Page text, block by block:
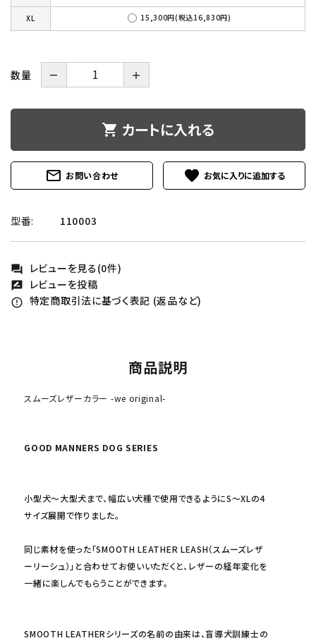
XL 15,300円(税込16,830円)
数量 － ＋
shopping_cart カートに入れる
mail_outline お問い合わせ favorite
型番: 110003
forum レビューを見る(0件)
rate_review レビューを投稿
error_outline 特定商取引法に基づく表記 (返品など)
商品説明
スムーズレザーカラー -we original-
GOOD MANNERS DOG SERIES
小型犬〜大型犬まで、幅広い犬種で使用できるようにS〜XLの4
サイズ展開で作りました。
同じ素材を使った「SMOOTH LEATHER LEASH（スムーズレザ
ーリーシュ）」と合わせてお使いいただくと、レザーの経年変化を
一緒に楽しんでもらうことができます。
SMOOTH LEATHERシリーズの名前の由来は、盲導犬訓練士の